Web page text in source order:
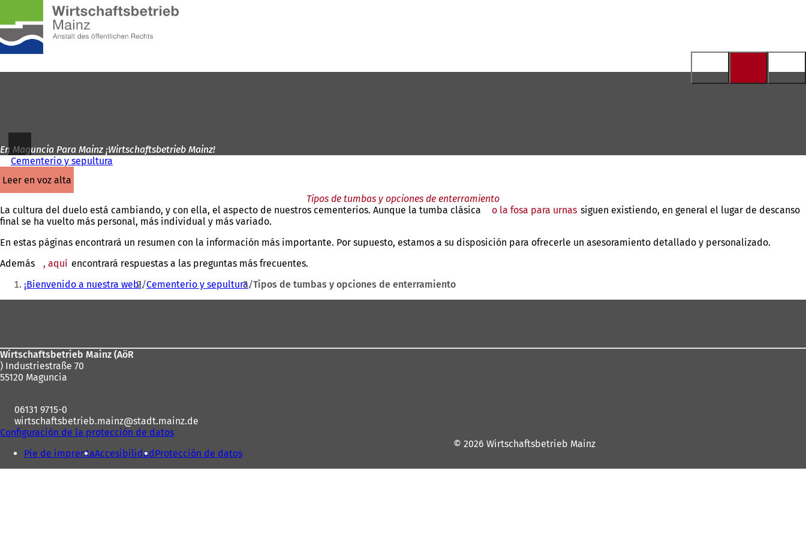
Saltar al contenido
página
de
inicio
En Maguncia Para Mainz ¡Wirtschaftsbetrieb Mainz!
Cementerio y sepultura
leer en voz alta
Tipos de tumbas y opciones de enterramiento
La cultura del duelo está cambiando, y con ella, el aspecto de nuestros cementerios. Aunque la tumba clásica
o la fosa para urnas siguen existiendo, en general el lugar de descanso
final se ha vuelto más personal, más individual y más variado.
En estas páginas encontrará un resumen con la información más importante. Por supuesto, estamos a su disposición para ofrecerle un asesoramiento detallado y personalizado.
Además
, aquí encontrará respuestas a las preguntas más frecuentes.
Estás
aquí:
¡Bienvenido a nuestra web! Cementerio y sepultura Tipos de tumbas y opciones de enterramiento
pies
Wirtschaftsbetrieb Mainz (AöR
) Industriestraße 70
55120 Maguncia
06131 9715-0
wirtschaftsbetrieb.mainz
stadt.mainz de
Configuración de la protección de datos
Pie de imprentaAccesibilidadProtección de datos
© 2026 Wirtschaftsbetrieb Mainz